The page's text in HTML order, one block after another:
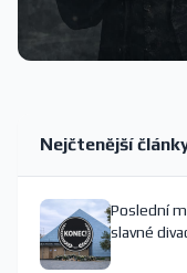
Nejčtenější
Poslední
slavné